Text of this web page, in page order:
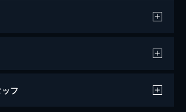
の世にも奇怪な物語
フ